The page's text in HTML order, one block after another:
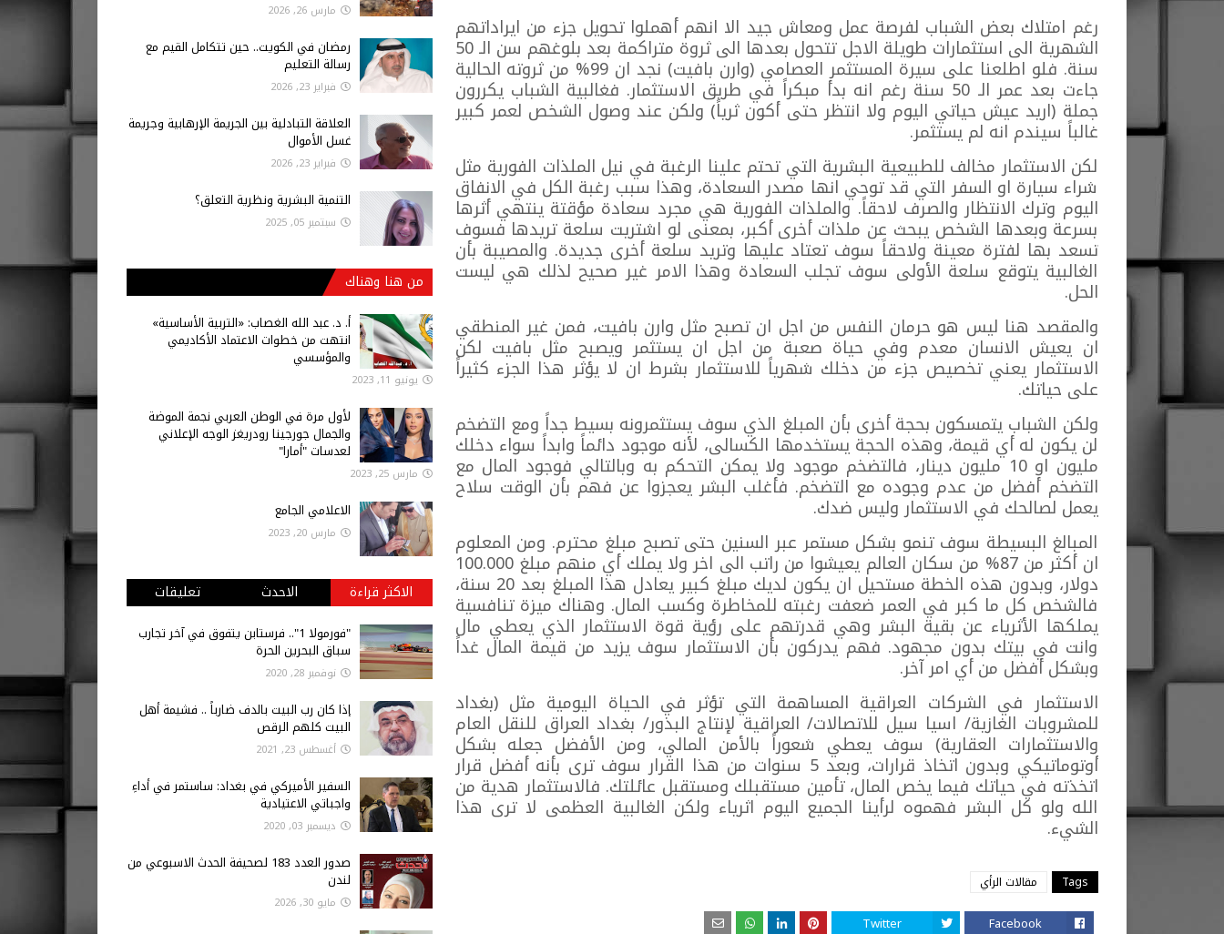
رغم امتلاك بعض الشباب لفرصة عمل ومعاش جيد الا انهم أهملوا تحويل جزء من ايراداتهم
الشهرية الى استثمارات طويلة الاجل تتحول بعدها الى ثروة متراكمة بعد بلوغهم سن الـ 50
سنة. فلو اطلعنا على سيرة المستثمر العصامي (وارن بافيت) نجد ان 99% من ثروته الحالية
جاءت بعد عمر الـ 50 سنة رغم انه بدأ مبكراً في طريق الاستثمار. فغالبية الشباب يكررون
جملة (اريد عيش حياتي اليوم ولا انتظر حتى أكون ثرياً) ولكن عند وصول الشخص لعمر كبير
غالباً سيندم انه لم يستثمر.
لكن الاستثمار مخالف للطبيعية البشرية التي تحتم علينا الرغبة في نيل الملذات الفورية مثل
شراء سيارة او السفر التي قد توحي انها مصدر السعادة، وهذا سبب رغبة الكل في الانفاق
اليوم وترك الانتظار والصرف لاحقاً. والملذات الفورية هي مجرد سعادة مؤقتة ينتهي أثرها
بسرعة وبعدها الشخص يبحث عن ملذات أخرى أكبر، بمعنى لو اشتريت سلعة تريدها فسوف
تسعد بها لفترة معينة ولاحقاً سوف تعتاد عليها وتريد سلعة أخرى جديدة. والمصيبة بأن
الغالبية يتوقع سلعة الأولى سوف تجلب السعادة وهذا الامر غير صحيح لذلك هي ليست
الحل.
والمقصد هنا ليس هو حرمان النفس من اجل ان تصبح مثل وارن بافيت، فمن غير المنطقي
ان يعيش الانسان معدم وفي حياة صعبة من اجل ان يستثمر ويصبح مثل بافيت لكن
الاستثمار يعني تخصيص جزء من دخلك شهرياً للاستثمار بشرط ان لا يؤثر هذا الجزء كثيراً
على حياتك.
ولكن الشباب يتمسكون بحجة أخرى بأن المبلغ الذي سوف يستثمرونه بسيط جداً ومع التضخم
لن يكون له أي قيمة، وهذه الحجة يستخدمها الكسالى، لأنه موجود دائماً وابداً سواء دخلك
مليون او 10 مليون دينار، فالتضخم موجود ولا يمكن التحكم به وبالتالي فوجود المال مع
التضخم أفضل من عدم وجوده مع التضخم. فأغلب البشر يعجزوا عن فهم بأن الوقت سلاح
يعمل لصالحك في الاستثمار وليس ضدك.
المبالغ البسيطة سوف تنمو بشكل مستمر عبر السنين حتى تصبح مبلغ محترم. ومن المعلوم
ان أكثر من 87% من سكان العالم يعيشوا من راتب الى اخر ولا يملك أي منهم مبلغ 100.000
دولار، وبدون هذه الخطة مستحيل ان يكون لديك مبلغ كبير يعادل هذا المبلغ بعد 20 سنة،
فالشخص كل ما كبر في العمر ضعفت رغبته للمخاطرة وكسب المال. وهناك ميزة تنافسية
يملكها الأثرياء عن بقية البشر وهي قدرتهم على رؤية قوة الاستثمار الذي يعطي مال
وانت في بيتك بدون مجهود. فهم يدركون بأن الاستثمار سوف يزيد من قيمة المال غداً
وبشكل أفضل من أي امر آخر.
الاستثمار في الشركات العراقية المساهمة التي تؤثر في الحياة اليومية مثل (بغداد
للمشروبات الغازية/ اسيا سيل للاتصالات/ العراقية لإنتاج البذور/ بغداد العراق للنقل العام
والاستثمارات العقارية) سوف يعطي شعوراً بالأمن المالي، ومن الأفضل جعله بشكل
أوتوماتيكي وبدون اتخاذ قرارات، وبعد 5 سنوات من هذا القرار سوف ترى بأنه أفضل قرار
اتخذته في حياتك فيما يخص المال، تأمين مستقبلك ومستقبل عائلتك. فالاستثمار هدية من
الله ولو كل البشر فهموه لرأينا الجميع اليوم اثرياء ولكن الغالبية العظمى لا ترى هذا
الشيء.
Tags مقالات الرأي
Facebook
Twitter
مارس 26, 2026
رمضان في الكويت.. حين تتكامل القيم مع
رسالة التعليم
فبراير 23, 2026
العلاقة التبادلية بين الجريمة الإرهابية وجريمة
غسل الأموال
فبراير 23, 2026
التنمية البشرية ونظرية التعلق؟
سبتمبر 05, 2025
من هنا وهناك
أ‌. د. عبد الله الغصاب: «التربية الأساسية»
انتهت من خطوات الاعتماد الأكاديمي
والمؤسسي
يونيو 11, 2023
لأول مرة في الوطن العربي نجمة الموضة
والجمال جورجينا رودريغز الوجه الإعلاني
لعدسات "أمارا"
مارس 25, 2023
الاعلامي الجامع
مارس 20, 2023
الاكثر قراءة الاحدث تعليقات
"فورمولا 1".. فرستابن يتفوق في آخر تجارب
سباق البحرين الحرة
نوفمبر 28, 2020
إذا كان رب البيت بالدف ضارباً .. فشيمة أهل
البيت كلهم الرقص
أغسطس 23, 2021
السفير الأميركي في بغداد: ساستمر في أداءِ
واجباتي الاعتيادية
ديسمبر 03, 2020
صدور العدد 183 لصحيفة الحدث الاسبوعي من
لندن
مايو 30, 2026